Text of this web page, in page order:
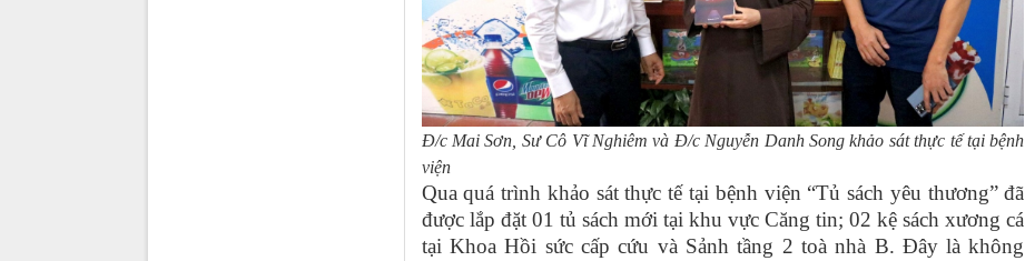
Đ/c Mai Sơn, Sư Cô Vĩ Nghiêm và Đ/c Nguyễn Danh Song khảo sát thực tế tại bệnh
viện
Qua quá trình khảo sát thực tế tại bệnh viện “Tủ sách yêu thương” đã
được lắp đặt 01 tủ sách mới tại khu vực Căng tin; 02 kệ sách xương cá
tại Khoa Hồi sức cấp cứu và Sảnh tầng 2 toà nhà B. Đây là không